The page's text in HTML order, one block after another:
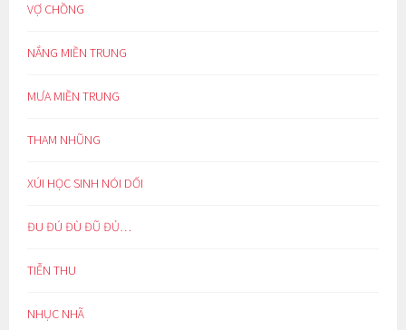
VỢ CHỒNG
NẮNG MIỀN TRUNG
MƯA MIỀN TRUNG
THAM NHŨNG
XÚI HỌC SINH NÓI DỐI
ĐU ĐÚ ĐÙ ĐŨ ĐỦ…
TIỄN THU
NHỤC NHÃ